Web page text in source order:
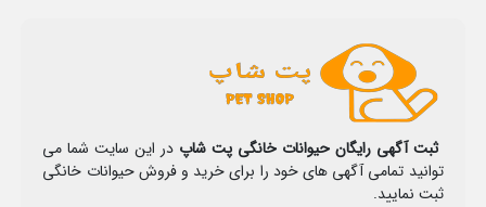
ثبت آگهی رایگان حیوانات خانگی پت شاپ در این سایت شما می
توانید تمامی آگهی های خود را برای خرید و فروش حیوانات خانگی
ثبت نمایید.